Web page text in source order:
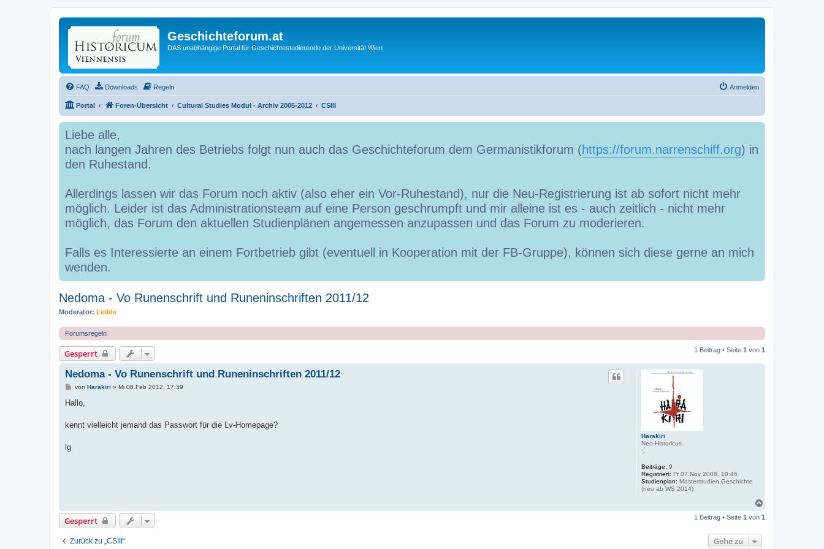
Geschichteforum.at
DAS unabhängige Portal für Geschichtestudierende der Universität Wien
FAQ Downloads Regeln Anmelden
Portal Foren-Übersicht Cultural Studies Modul - Archiv 2005-2012 CSIII
Liebe alle,
nach langen Jahren des Betriebs folgt nun auch das Geschichteforum dem Germanistikforum (https://forum.narrenschiff.org) in
den Ruhestand.
Allerdings lassen wir das Forum noch aktiv (also eher ein Vor-Ruhestand), nur die Neu-Registrierung ist ab sofort nicht mehr
möglich. Leider ist das Administrationsteam auf eine Person geschrumpft und mir alleine ist es - auch zeitlich - nicht mehr
möglich, das Forum den aktuellen Studienplänen angemessen anzupassen und das Forum zu moderieren.
Falls es Interessierte an einem Fortbetrieb gibt (eventuell in Kooperation mit der FB-Gruppe), können sich diese gerne an mich
wenden.
Nedoma - Vo Runenschrift und Runeninschriften 2011/12
Moderator: Ledde
Forumsregeln
Gesperrt 1 Beitrag • Seite 1 von 1
Harakiri
Neo-Historicus
Beiträge: 9
Registriert: Fr 07.Nov 2008, 10:46
Studienplan: Masterstudien Geschichte
(neu ab WS 2014)
Nedoma - Vo Runenschrift und Runeninschriften 2011/12
B
i
a
von Harakiri » Mi 08.Feb 2012, 17:39
Hallo,
kennt vielleicht jemand das Passwort für die Lv-Homepage?
lg
c
Gesperrt 1 Beitrag • Seite 1 von 1
Zurück zu „CSIII“ Gehe zu